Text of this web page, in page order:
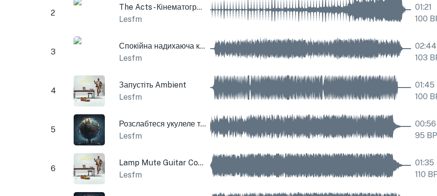
2
The Acts - Кінематографічний Time Pad
Lesfm
01:21
100
3
Спокійна надихаюча кінематографічна музика
Lesfm
02:44
103
4
Запустіть Ambient
Lesfm
01:45
100
5
Розслабтеся укулеле та акустична гітара
Lesfm
00:56
95
6
Lamp Mute Guitar Corporate
Lesfm
01:35
110